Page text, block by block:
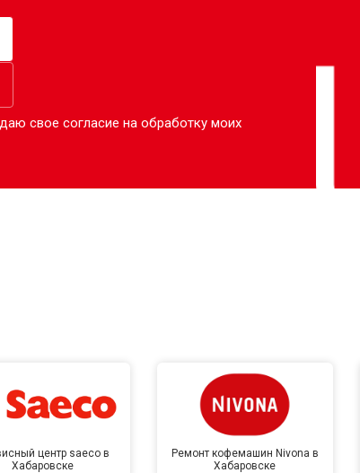
свое согласие на обработку моих
центр saeco в
Хабаровске
Ремонт кофемашин Nivona в
Хабаровске